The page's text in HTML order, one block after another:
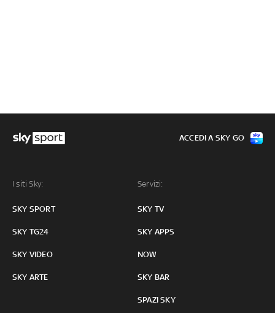
I siti Sky:
SKY SPORT
SKY TG24
SKY VIDEO
SKY ARTE
Servizi:
SKY TV
SKY APPS
NOW
SKY BAR
SPAZI SKY
ACCEDI A SKY GO